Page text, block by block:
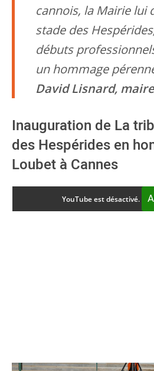
cannois, la Mairie lui
stade des
débuts
un hommage
David Lisnard,
Inauguration de La
des Hespérides en
Loubet à Cannes
YouTube est désactivé.